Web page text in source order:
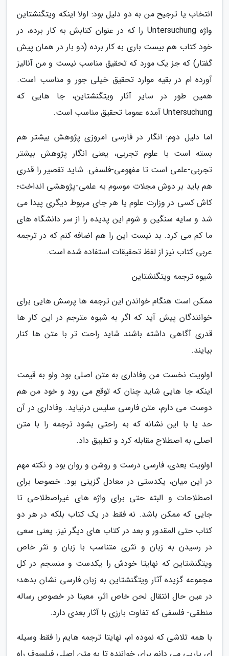
انتخاب یا ترجیح من به دو دلیل بود: اولا اینکه ویتگنشتاین
واژه Untersuchung را که در عنوان کتابش به کار برده، در
خود کتاب هم بیست باری به کار برده (دو بار در همان پیش
گفتار) که جز یک مورد که تحقیق مناسب نیست و من آنالیز
آورده ام در بقیه موارد تحقیق خیلی جور و مناسب است.
همین طور در سایر آثار ویتگنشتاین، جا هایی که
Untersuchung آمده عموما تحقیق مناسب است.
اما دلیل دوم: انگار در فارسی امروزی پژوهش بیشتر هم
بسته است با علوم تجربی، یعنی انگار پژوهش بیشتر
تجربی-علمی است تا مفهومی-فلسفی. شاید تقصیر را قدری
هم باید بر دوش مجلات موسوم به علمی-پژوهشی انداخت؛
کاش کسی در وزارت علوم یا هر جای مربوط دیگری پیدا می
شد و سایه سنگین و شوم این پدیده را از سر دانشگاه های
ما کم می کرد. بد نیست این را هم اضافه کنم که در ترجمه
عربی کتاب نیز از لفظ تحقیقات استفاده شده است.
شیوه ترجمه ویتگنشتاین
ممکن است هنگام خواندن این ترجمه ها پرسش هایی برای
خوانندگان پیش آید که اگر به شیوه مترجم در این کار ها
قدری آگاهی داشته باشند شاید راحت تر با متن ها کنار
بیایند.
اولویت نخست من وفاداری به متن اصلی بود ولو به قیمت
اینکه جا هایی شاید چنان که توقع می رود و خود من هم
دوست می دارم، متن فارسی سلیس درنیاید. وفاداری در آن
حد یا با این نشانه که به راحتی بشود ترجمه را با متن
اصلی به اصطلاح مقابله کرد و تطبیق داد.
اولویت بعدی، فارسی درست و روشن و روان بود و نکته مهم
در این میان، یکدستی در معادل گزینی بود. خصوصا برای
اصطلاحات و البته حتی برای واژه های غیراصطلاحی تا
جایی که ممکن باشد. نه فقط در یک کتاب بلکه در هر دو
کتاب حتی المقدور و بعد در کتاب های دیگر نیز. یعنی سعی
در رسیدن به زبان و نثری متناسب با زبان و نثر خاص
ویتگنشتاین که نهایتا خودش را یکدست و منسجم در کل
مجموعه گزیده آثار ویتگنشتاین به زبان فارسی نشان بدهد؛
در عین حال انتقال لحن خاص اثر، معینا در خصوص رساله
منطقی- فلسفی که تفاوت بارزی با آثار بعدی دارد.
با همه تلاشی که نموده ام، نهایتا ترجمه هایم را فقط وسیله